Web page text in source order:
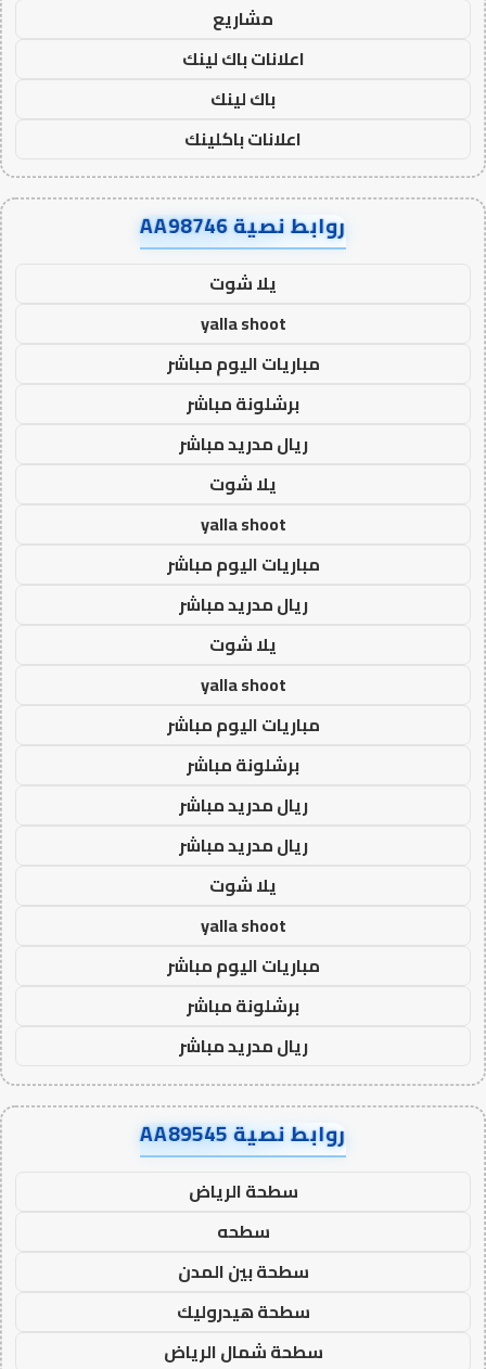
مشاريع
اعلانات باك لينك
باك لينك
اعلانات باكلينك
روابط نصية AA98746
يلا شوت
yalla shoot
مباريات اليوم مباشر
برشلونة مباشر
ريال مدريد مباشر
يلا شوت
yalla shoot
مباريات اليوم مباشر
ريال مدريد مباشر
يلا شوت
yalla shoot
مباريات اليوم مباشر
برشلونة مباشر
ريال مدريد مباشر
ريال مدريد مباشر
يلا شوت
yalla shoot
مباريات اليوم مباشر
برشلونة مباشر
ريال مدريد مباشر
روابط نصية AA89545
سطحة الرياض
سطحه
سطحة بين المدن
سطحة هيدروليك
سطحة شمال الرياض